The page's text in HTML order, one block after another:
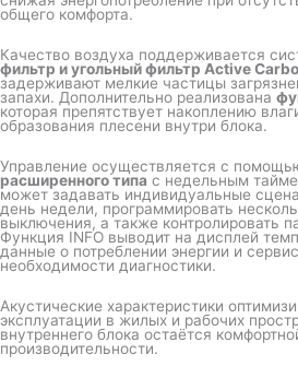
общего комфорта.
Качество воздуха поддерживается
фильтр и угольный фильтр Active
задерживают мелкие частицы
запахи. Дополнительно реализована
которая препятствует накоплению
образования плесени внутри блока.
Управление осуществляется с
расширенного типа с недельным
может задавать индивидуальные
день недели, программировать
выключения, а также контролировать
Функция INFO выводит на дисплей
данные о потреблении энергии и
необходимости диагностики.
Акустические характеристики
эксплуатации в жилых и рабочих
внутреннего блока остаётся
производительности.